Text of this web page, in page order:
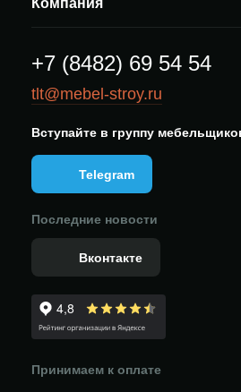
Компания
+7 (8482) 69 54 54
tlt@mebel-stroy.ru
Вступайте в группу
Telegram
Последние новости
Вконтакте
Принимаем к оплате